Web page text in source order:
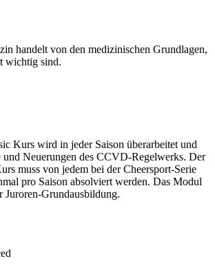
handelt von den medizinischen Grundlagen,
wichtig sind.
Kurs wird in jeder Saison überarbeitet und
Neuerungen des CCVD-Regelwerks. Der
muss von jedem bei der Cheersport-Serie
pro Saison absolviert werden. Das Modul
Juroren-Grundausbildung.